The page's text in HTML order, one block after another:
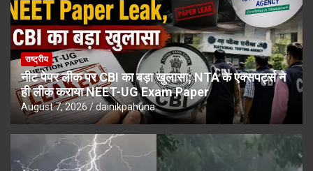
राष्ट्रीय
नीट पेपर लीक पर CBI का बड़ा खुलासा; NTA के एक्सपर्ट्स ने
ही लीक कराया NEET-UG Exam Paper
August 7, 2026 dainikpahuna